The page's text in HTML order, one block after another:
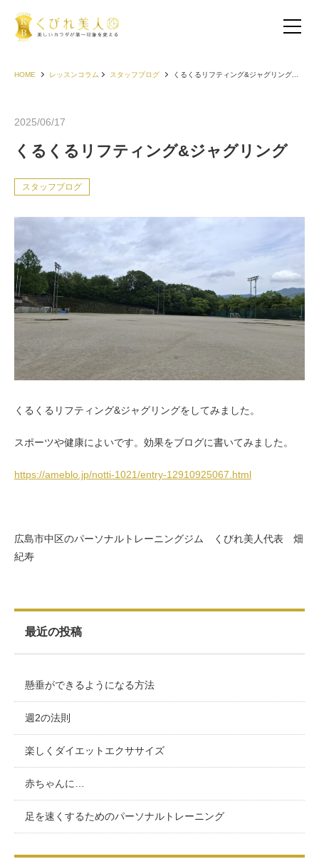
お客様の声（30代以下）
お客様の声（40代）
お客様の声（50代以上）
お客様の声（男性）
HOME レッスンコラム スタッフブログ くるくるリフティング&ジャグリング...
2025/06/17
くるくるリフティング&ジャグリング
スタッフブログ
くるくるリフティング&ジャグリングをしてみました。
スポーツや健康によいです。効果をブログに書いてみました。
https://ameblo.jp/notti-1021/entry-12910925067.html
広島市中区のパーソナルトレーニングジム くびれ美人代表 畑
紀寿
最近の投稿
懸垂ができるようになる方法
週2の法則
楽しくダイエットエクササイズ
赤ちゃんに…
足を速くするためのパーソナルトレーニング